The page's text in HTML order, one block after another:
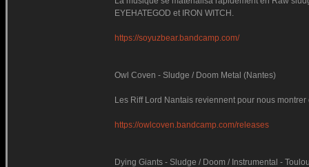
EYEHATEGOD et IRON WITCH.
https://soyuzbear.bandcamp.com/
Owl Coven - Sludge / Doom Metal (Nantes)
Les Riff Lord Nantais reviennent pour nous
https://owlcoven.bandcamp.com/releases
Dying Giants - Sludge / Doom / Instrumental -